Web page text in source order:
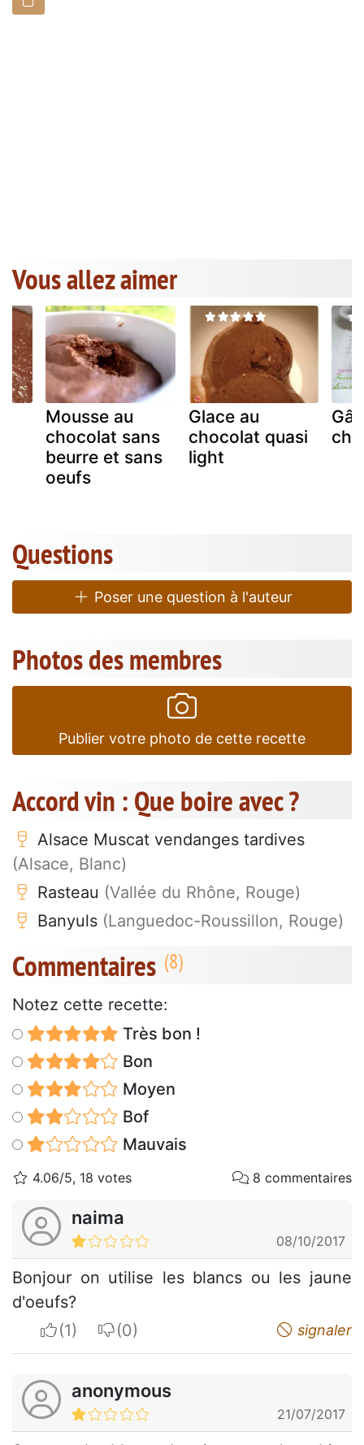
Vous allez aimer
Mousse au
chocolat sans
beurre et sans
oeufs
Glace au
chocolat quasi
light
Questions
Poser une question à l'auteur
Photos des membres
Publier votre photo de cette recette
Accord vin : Que boire avec ?
Alsace Muscat vendanges tardives
(Alsace, Blanc)
Rasteau (Vallée du Rhône, Rouge)
Banyuls (Languedoc-Roussillon, Rouge)
Commentaires
Notez cette recette:
Très bon !
Bon
Moyen
Bof
Mauvais
4.06/5, 18 votes 8 commentaires
naima
08/10/2017
Bonjour on utilise les blancs ou les jaune
d'oeufs?
I apreciateI do not appreciate signaler
anonymous
21/07/2017